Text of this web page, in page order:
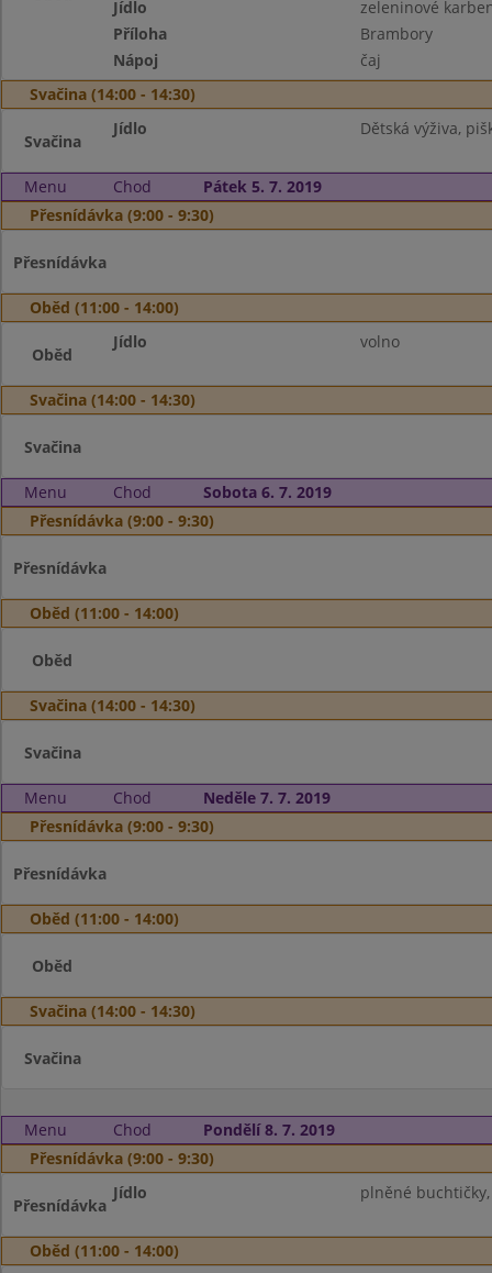
Jídlo
zeleninové
Příloha
Brambory
Nápoj
čaj
Svačina (14:00 - 14:30)
Svačina
Jídlo Dětská výživa,
Menu Chod
Pátek 5. 7. 2019
Přesnídávka (9:00 - 9:30)
Přesnídávka
Oběd (11:00 - 14:00)
Oběd
Jídlo volno
Svačina (14:00 - 14:30)
Svačina
Menu Chod
Sobota 6. 7. 2019
Přesnídávka (9:00 - 9:30)
Přesnídávka
Oběd (11:00 - 14:00)
Oběd
Svačina (14:00 - 14:30)
Svačina
Menu Chod
Neděle 7. 7. 2019
Přesnídávka (9:00 - 9:30)
Přesnídávka
Oběd (11:00 - 14:00)
Oběd
Svačina (14:00 - 14:30)
Svačina
Menu Chod
Pondělí 8. 7. 2019
Přesnídávka (9:00 - 9:30)
Přesnídávka
Jídlo plněné
Oběd (11:00 - 14:00)